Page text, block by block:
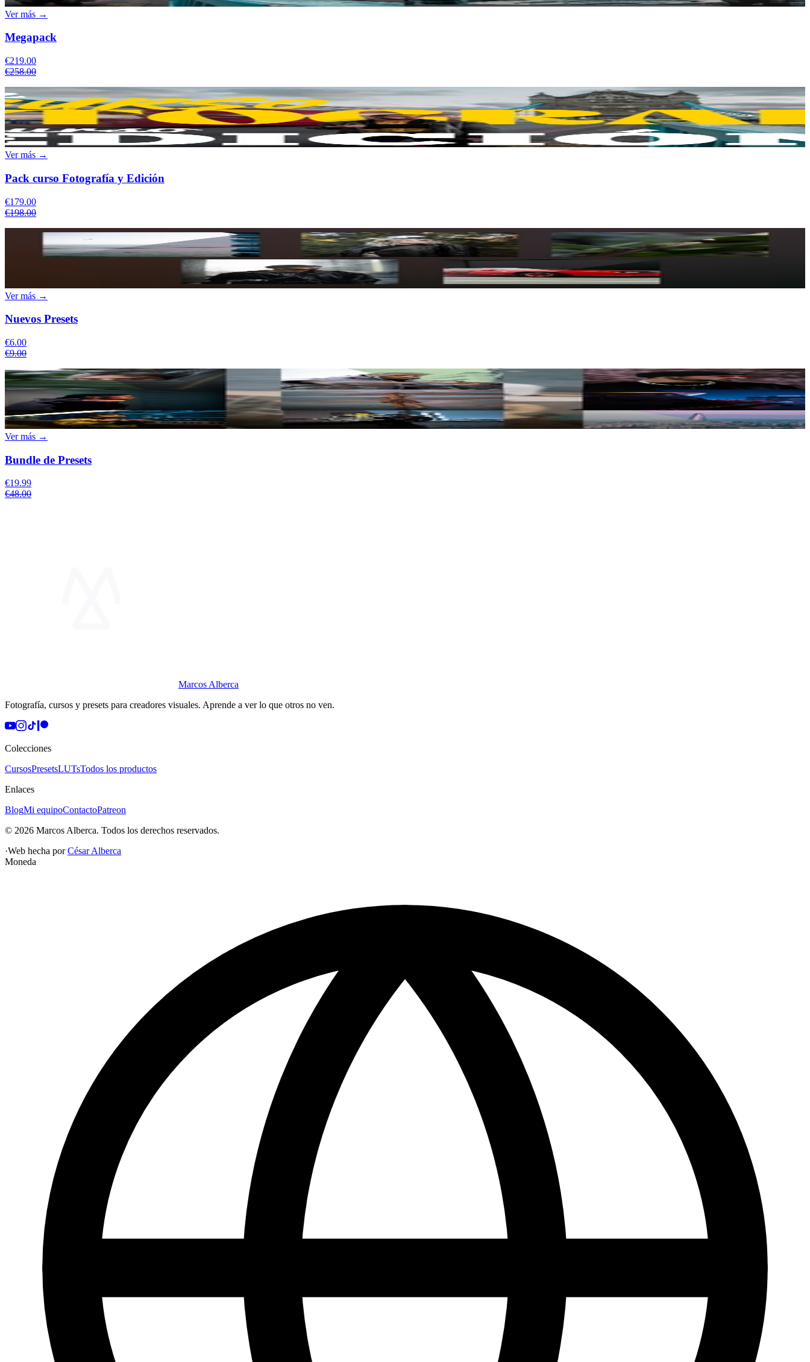
Ver más →
Megapack
€219.00
€258.00
Ver más →
Pack curso Fotografía y Edición
€179.00
€198.00
Ver más →
Nuevos Presets
€6.00
€9.00
Ver más →
Bundle de Presets
€19.99
€48.00
Marcos Alberca
Fotografía, cursos y presets para creadores visuales. Aprende a ver lo que otros no ven.
Colecciones
CursosPresetsLUTsTodos los productos
Enlaces
BlogMi equipoContactoPatreon
© 2026 Marcos Alberca. Todos los derechos reservados.
·Web hecha por César Alberca
Moneda